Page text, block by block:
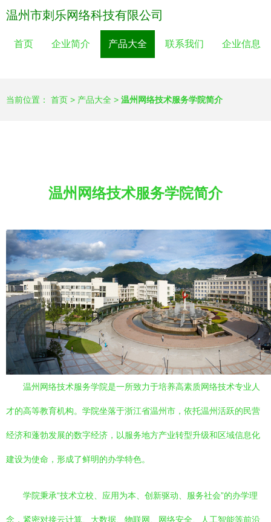
温州市刺乐网络科技有限公司
首页 企业简介 产品大全 联系我们 企业信息
当前位置： 首页 > 产品大全 > 温州网络技术服务学院简介
温州网络技术服务学院简介
温州网络技术服务学院是一所致力于培养高素质网络技术专业人
才的高等教育机构。学院坐落于浙江省温州市，依托温州活跃的民营
经济和蓬勃发展的数字经济，以服务地方产业转型升级和区域信息化
建设为使命，形成了鲜明的办学特色。
学院秉承“技术立校、应用为本、创新驱动、服务社会”的办学理
念，紧密对接云计算、大数据、物联网、网络安全、人工智能等前沿